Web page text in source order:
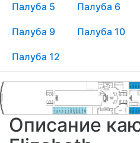
Палуба 5 Палуба 6
Палуба 9 Палуба 10
Палуба 12
Описание